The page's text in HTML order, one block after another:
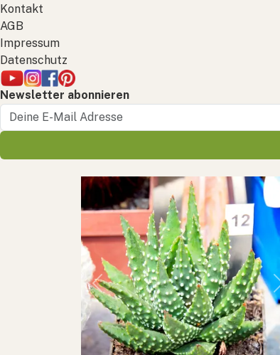
Kontakt
AGB
Impressum
Datenschutz
Newsletter abonnieren
Previous